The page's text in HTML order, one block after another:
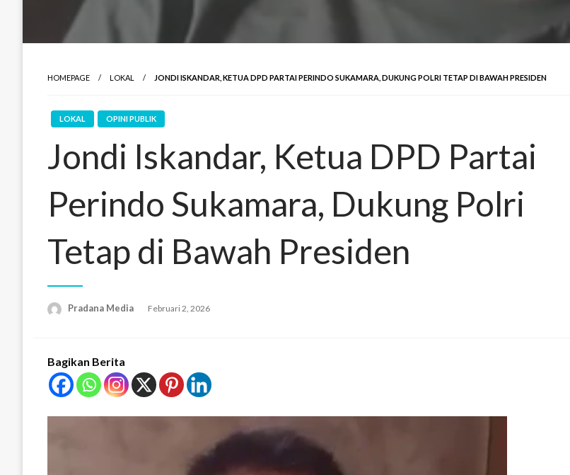
HOMEPAGE LOKAL JONDI ISKANDAR, KETUA DPD PARTAI PERINDO SUKAMARA, DUKUNG POLRI TETAP DI BAWAH PRESIDEN
LOKAL OPINI PUBLIK
Jondi Iskandar, Ketua DPD Partai
Perindo Sukamara, Dukung Polri
Tetap di Bawah Presiden
Pradana Media Februari 2, 2026
Bagikan Berita